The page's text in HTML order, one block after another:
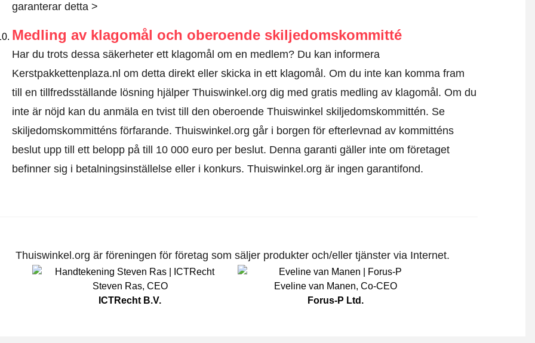
garanterar detta >
Medling av klagomål och oberoende skiljedomskommitté
Har du trots dessa säkerheter ett klagomål om en medlem? Du kan informera
Kerstpakkettenplaza.nl om detta direkt ellerskicka in ett klagomål. Om du inte kan komma fram
till en tillfredsställande lösning hjälper Thuiswinkel.org dig med gratis medling av klagomål. Om du
inte är nöjd kan du anmäla en tvist till den oberoende Thuiswinkel skiljedomskommittén. Se
skiljedomskommitténs förfarande. Thuiswinkel.org går i borgen för efterlevnad av kommitténs
beslut upp till ett belopp på till 10 000 euro per beslut. Denna garanti gäller inte om företaget
befinner sig i betalningsinställelse eller i konkurs. Thuiswinkel.org är ingen garantifond.
Thuiswinkel.org är föreningen för företag som säljer produkter och/eller tjänster via Internet.
Steven Ras, CEO
ICTRecht B.V.
Eveline van Manen, Co-CEO
Forus-P Ltd.